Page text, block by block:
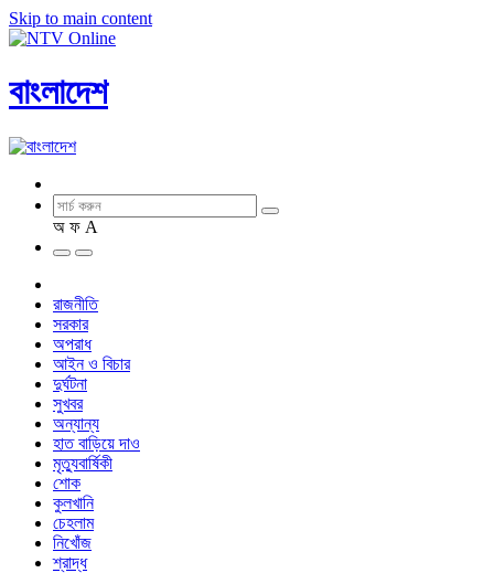
Skip to main content
বাংলাদেশ
অ ফ A
রাজনীতি
সরকার
অপরাধ
আইন ও বিচার
দুর্ঘটনা
সুখবর
অন্যান্য
হাত বাড়িয়ে দাও
মৃত্যুবার্ষিকী
শোক
কুলখানি
চেহলাম
নিখোঁজ
শ্রাদ্ধ